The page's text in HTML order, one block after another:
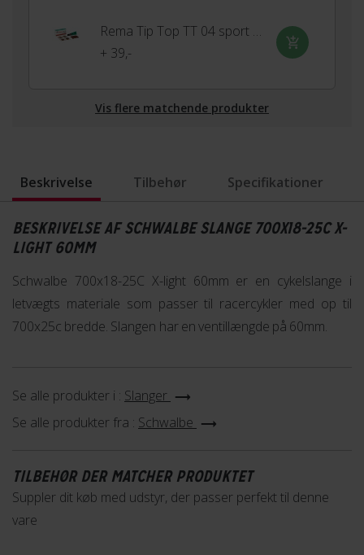
Rema Tip Top TT 04 sport lappegrej med 6 lapper
+ 39,-
Vis flere matchende produkter
Beskrivelse Tilbehør Specifikationer
BESKRIVELSE AF SCHWALBE SLANGE 700X18-25C X-
LIGHT 60MM
Schwalbe 700x18-25C X-light 60mm er en cykelslange i
letvægts materiale som passer til racercykler med op til
700x25c bredde. Slangen har en ventillængde på 60mm.
Se alle produkter i : Slanger
Se alle produkter fra : Schwalbe
TILBEHØR DER MATCHER PRODUKTET
Suppler dit køb med udstyr, der passer perfekt til denne
vare